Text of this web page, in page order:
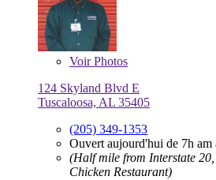
VoirPhotos
124 Skyland Blvd E
Tuscaloosa, AL 35405
(205) 349-1353
Ouvert aujourd'hui de 7h am
(Half mile from Interstate
Chicken Restaurant)